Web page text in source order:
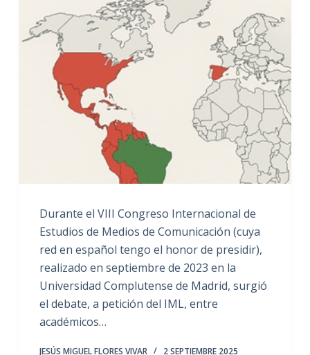
Durante el VIII Congreso Internacional de
Estudios de Medios de Comunicación (cuya
red en español tengo el honor de presidir),
realizado en septiembre de 2023 en la
Universidad Complutense de Madrid, surgió
el debate, a petición del IML, entre
académicos…
JESÚS MIGUEL FLORES VIVAR 2 SEPTIEMBRE 2025